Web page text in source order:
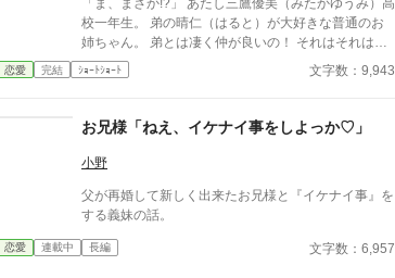
足りませんが読んでいただけたら幸いです。 楽しん
でいただけたら嬉しく思います。
「ま、まさか!?」 あたし三鷹優美（みたかゆうみ）高
校一年生。 弟の晴仁（はると）が大好きな普通のお
姉ちゃん。 弟とは凄く仲が良いの！ それはそれはも
のすごく‥‥‥ 「あん、晴仁いきなりそんなのお口
に入らないよぉ～♡」 そんな関係のあたしたち。 で
か来ないのも気にもせずスカートのファスナーを上げ
ると‥‥‥ 「うそっ！ お腹が出て来てる!?」 お姉
ちゃんの秘密の悩みです。
恋愛 完結 ｼｮｰﾄｼｮｰﾄ 文字数：9,943
お兄様「ねえ、イケナイ事をしよっか♡」
小野
父が再婚して新しく出来たお兄様と『イケナイ事』を
する義妹の話。
恋愛 連載中 長編 文字数：6,957